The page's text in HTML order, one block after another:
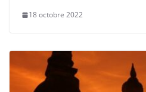
18 octobre 2022